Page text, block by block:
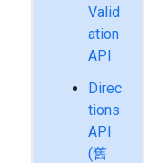
Valid
ation
API
Direc
tions
API
(舊